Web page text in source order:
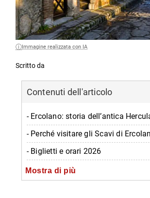
Immagine realizzata con IA
Scritto da
Contenuti dell'articolo
- Ercolano: storia dell’antica
- Perché visitare gli Scavi di
- Biglietti e orari 2026
- Come arrivare agli Scavi di
Mostra di più